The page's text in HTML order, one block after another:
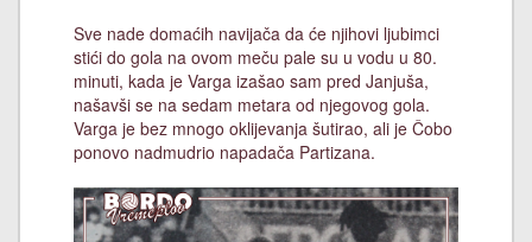
Sve nade domaćih navijača da će njihovi ljubimci
stići do gola na ovom meču pale su u vodu u 80.
minuti, kada je Varga izašao sam pred Janjuša,
našavši se na sedam metara od njegovog gola.
Varga je bez mnogo oklijevanja šutirao, ali je Čobo
ponovo nadmudrio napadača Partizana.